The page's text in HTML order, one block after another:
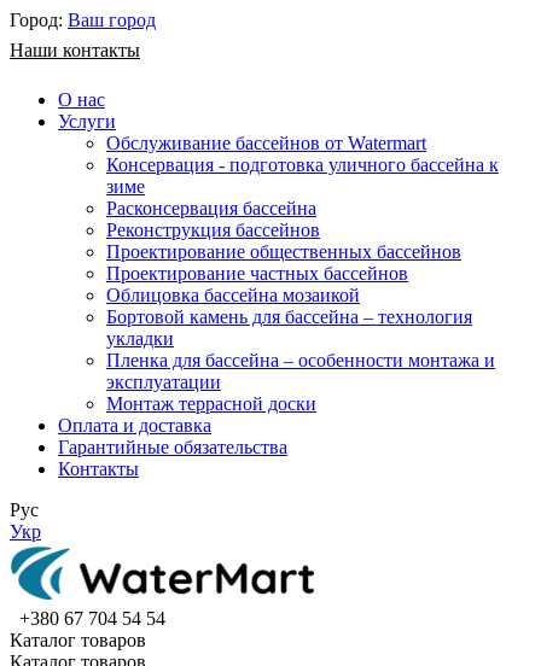
Город: Ваш город
Наши контакты
О нас
Услуги
Обслуживание бассейнов от Watermart
Консервация - подготовка уличного бассейна к
зиме
Расконсервация бассейна
Реконструкция бассейнов
Проектирование общественных бассейнов
Проектирование частных бассейнов
​Облицовка бассейна мозаикой
Бортовой камень для бассейна – технология
укладки
Пленка для бассейна – особенности монтажа и
эксплуатации
Монтаж террасной доски
Оплата и доставка
Гарантийные обязательства
Контакты
Рус
Укр
+380 67 704 54 54
Каталог товаров
Каталог товаров